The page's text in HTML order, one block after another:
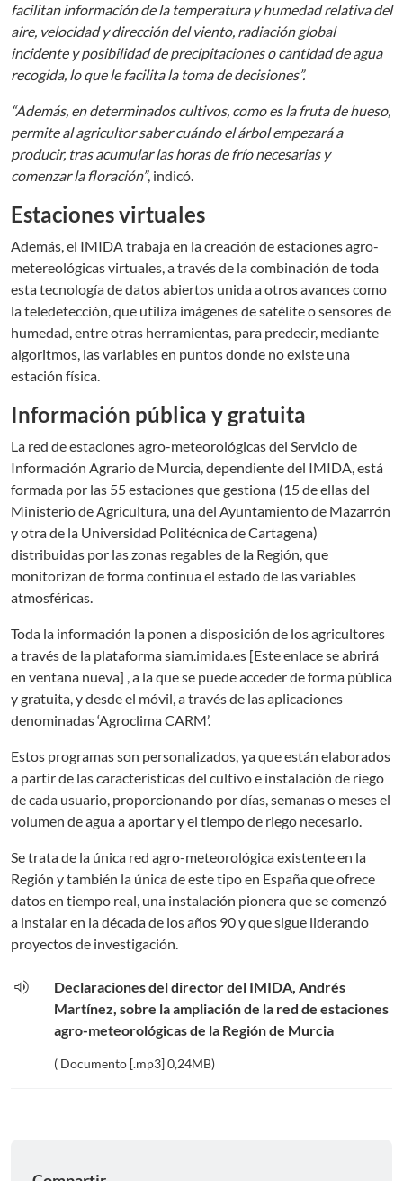
facilitan información de la temperatura y humedad relativa del
aire, velocidad y dirección del viento, radiación global
incidente y posibilidad de precipitaciones o cantidad de agua
recogida, lo que le facilita la toma de decisiones”.
“Además, en determinados cultivos, como es la fruta de hueso,
permite al agricultor saber cuándo el árbol empezará a
producir, tras acumular las horas de frío necesarias y
comenzar la floración”, indicó.
Estaciones virtuales
Además, el IMIDA trabaja en la creación de estaciones agro-
metereológicas virtuales, a través de la combinación de toda
esta tecnología de datos abiertos unida a otros avances como
la teledetección, que utiliza imágenes de satélite o sensores de
humedad, entre otras herramientas, para predecir, mediante
algoritmos, las variables en puntos donde no existe una
estación física.
Información pública y gratuita
La red de estaciones agro-meteorológicas del Servicio de
Información Agrario de Murcia, dependiente del IMIDA, está
formada por las 55 estaciones que gestiona (15 de ellas del
Ministerio de Agricultura, una del Ayuntamiento de Mazarrón
y otra de la Universidad Politécnica de Cartagena)
distribuidas por las zonas regables de la Región, que
monitorizan de forma continua el estado de las variables
atmosféricas.
Toda la información la ponen a disposición de los agricultores
a través de la plataforma siam.imida.es [Este enlace se abrirá
en ventana nueva] , a la que se puede acceder de forma pública
y gratuita, y desde el móvil, a través de las aplicaciones
denominadas ‘Agroclima CARM’.
Estos programas son personalizados, ya que están elaborados
a partir de las características del cultivo e instalación de riego
de cada usuario, proporcionando por días, semanas o meses el
volumen de agua a aportar y el tiempo de riego necesario.
Se trata de la única red agro-meteorológica existente en la
Región y también la única de este tipo en España que ofrece
datos en tiempo real, una instalación pionera que se comenzó
a instalar en la década de los años 90 y que sigue liderando
proyectos de investigación.
volume_up
Declaraciones del director del IMIDA, Andrés
Martínez, sobre la ampliación de la red de estaciones
agro-meteorológicas de la Región de Murcia
( Documento [.mp3] 0,24MB)